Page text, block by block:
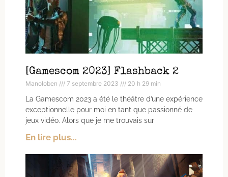
[Gamescom 2023] Flashback 2
Manoloben 7 septembre 2023 20 h 29 min
La Gamescom 2023 a été le théâtre d’une expérience
exceptionnelle pour moi en tant que passionné de
jeux vidéo. Alors que je me trouvais sur
En lire plus...